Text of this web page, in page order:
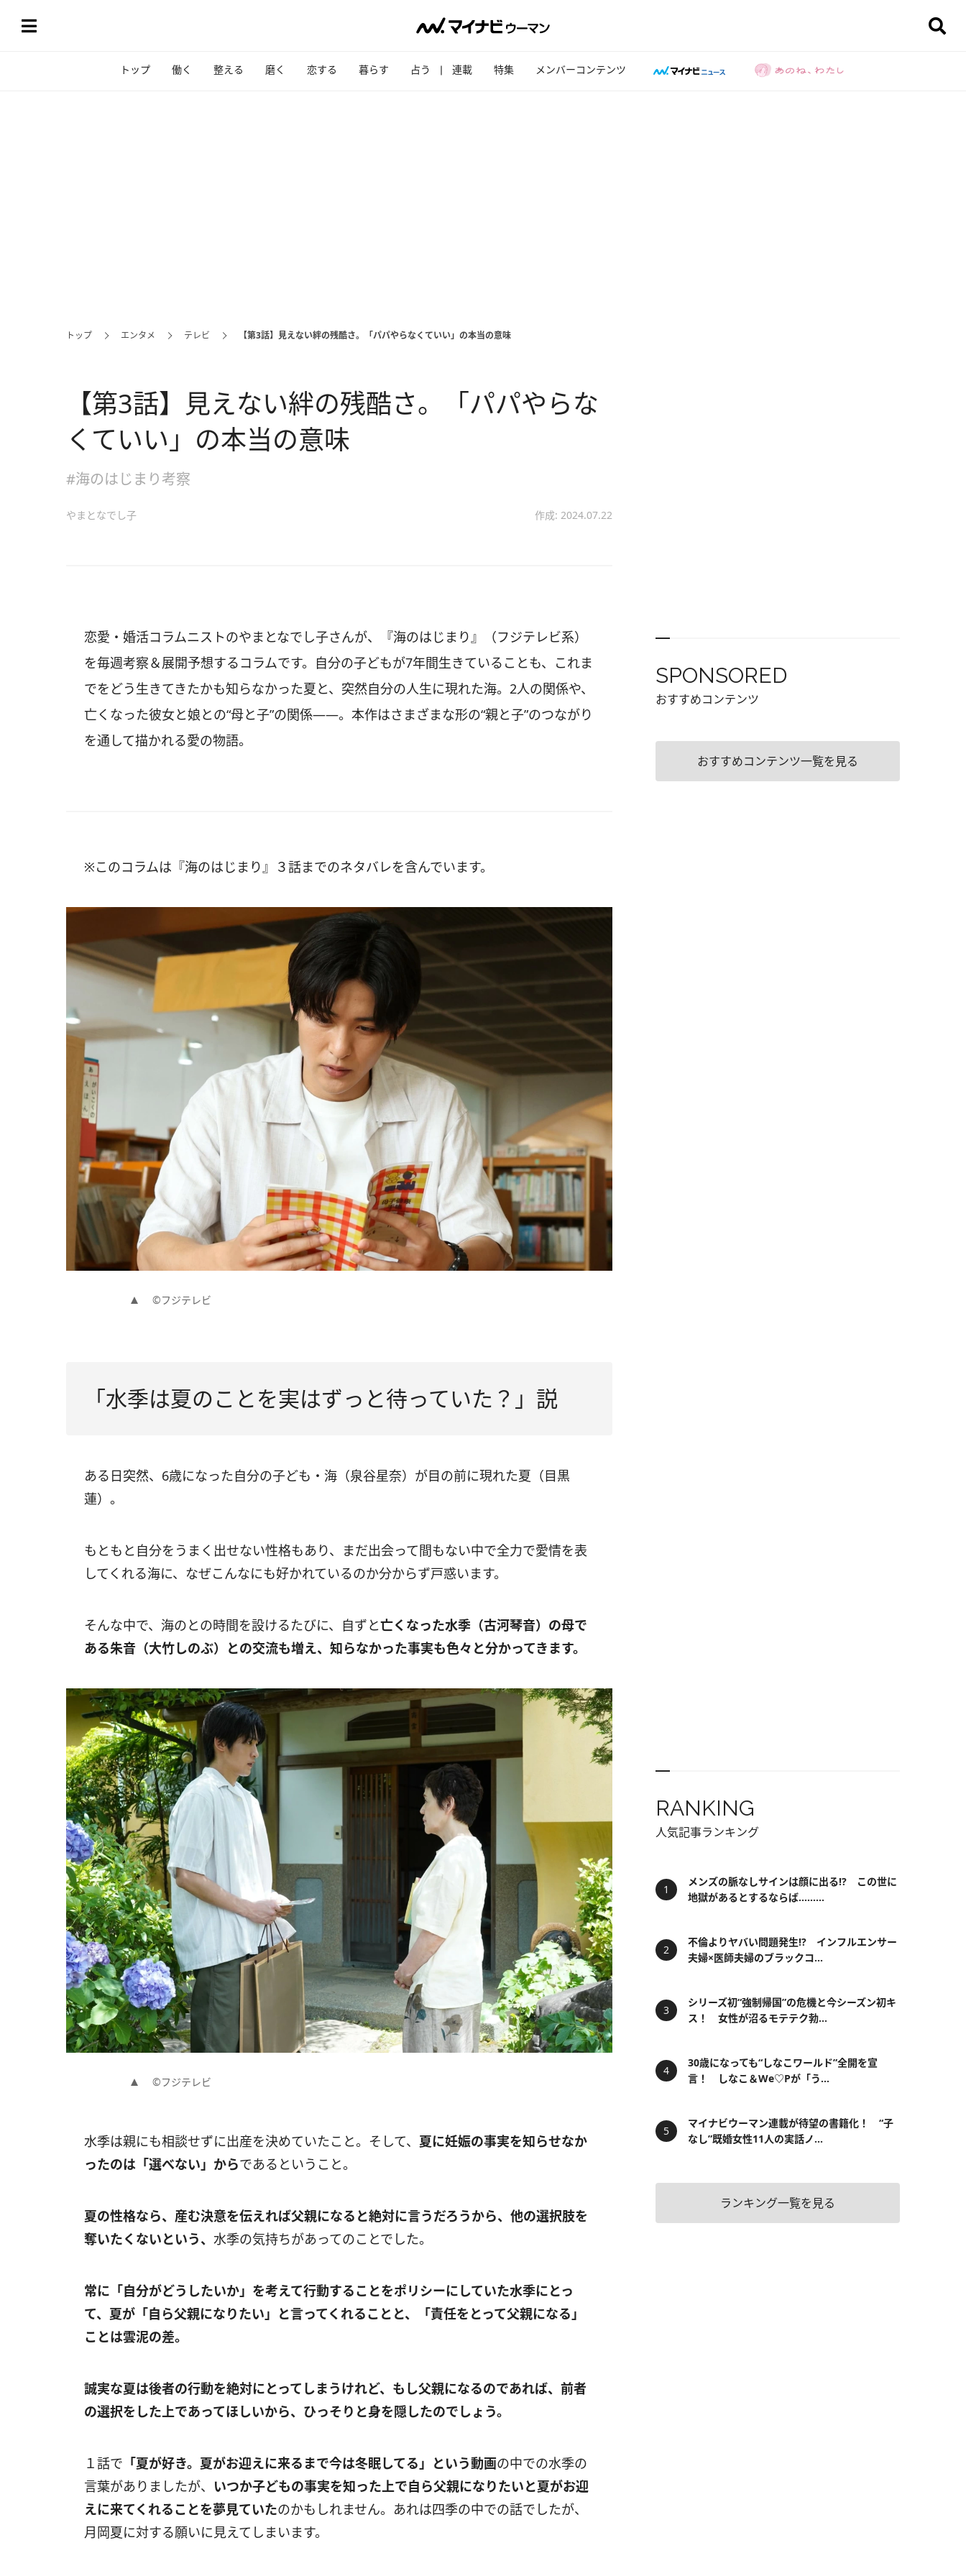
トップ 働く 整える 磨く 恋する 暮らす 占う 連載 特集 メンバーコンテンツ
トップ エンタメ テレビ 【第3話】見えない絆の残酷さ。「パパやらなくていい」の本当の意味
【第3話】見えない絆の残酷さ。「パパやらな
くていい」の本当の意味
#海のはじまり考察
やまとなでし子 作成: 2024.07.22
恋愛・婚活コラムニストのやまとなでし子さんが、『海のはじまり』（フジテレビ系）
を毎週考察＆展開予想するコラムです。自分の子どもが7年間生きていることも、これま
でをどう生きてきたかも知らなかった夏と、突然自分の人生に現れた海。2人の関係や、
亡くなった彼女と娘との“母と子”の関係――。本作はさまざまな形の“親と子”のつながり
を通して描かれる愛の物語。
※このコラムは『海のはじまり』３話までのネタバレを含んでいます。
©フジテレビ
「水季は夏のことを実はずっと待っていた？」説
ある日突然、6歳になった自分の子ども・海（泉谷星奈）が目の前に現れた夏（目黒
蓮）。
もともと自分をうまく出せない性格もあり、まだ出会って間もない中で全力で愛情を表
してくれる海に、なぜこんなにも好かれているのか分からず戸惑います。
そんな中で、海のとの時間を設けるたびに、自ずと亡くなった水季（古河琴音）の母で
ある朱音（大竹しのぶ）との交流も増え、知らなかった事実も色々と分かってきます。
©フジテレビ
水季は親にも相談せずに出産を決めていたこと。そして、 夏に妊娠の事実を知らせなか
ったのは「選べない」からであるということ。
夏の性格なら、産む決意を伝えれば父親になると絶対に言うだろうから、他の選択肢を
奪いたくないという、 水季の気持ちがあってのことでした。
常に「自分がどうしたいか」を考えて行動することをポリシーにしていた水季にとっ
て、夏が「自ら父親になりたい」と言ってくれることと、「責任をとって父親になる」
ことは雲泥の差。
誠実な夏は後者の行動を絶対にとってしまうけれど、もし父親になるのであれば、前者
の選択をした上であってほしいから、ひっそりと身を隠したのでしょう。
１話で 「夏が好き。夏がお迎えに来るまで今は冬眠してる」という動画の中での水季の
言葉がありましたが、 いつか子どもの事実を知った上で自ら父親になりたいと夏がお迎
えに来てくれることを夢見ていたのかもしれません。あれは四季の中での話でしたが、
月岡夏に対する願いに見えてしまいます。
SPONSORED
おすすめコンテンツ
おすすめコンテンツ一覧を見る
RANKING
人気記事ランキング
メンズの脈なしサインは顔に出る!? この世に
地獄があるとするならば……...
不倫よりヤバい問題発生!? インフルエンサー
夫婦×医師夫婦のブラックコ...
シリーズ初“強制帰国”の危機と今シーズン初キ
ス！ 女性が沼るモテテク勃...
30歳になっても“しなこワールド”全開を宣
言！ しなこ＆We♡Pが「う...
マイナビウーマン連載が待望の書籍化！ “子
なし”既婚女性11人の実話ノ...
ランキング一覧を見る